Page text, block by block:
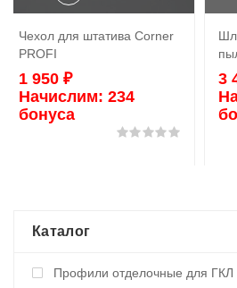
Чехол для штатива Corner
PROFI
1 950 ₽
Начислим: 234
бонуса
3
Каталог
Профили отделочные для ГКЛ